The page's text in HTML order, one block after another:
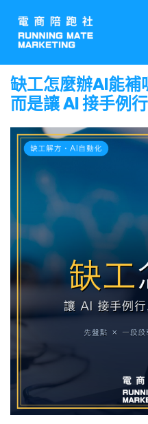
要
缺工怎麼辦AI能補
而是讓 AI 接手例